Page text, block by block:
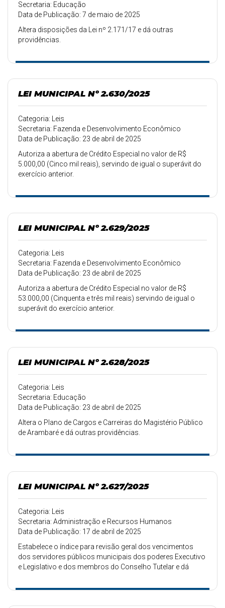
Secretaria: Educação
Data de Publicação: 7 de maio de 2025
Altera disposições da Lei nº 2.171/17 e dá outras
providências.
LEI MUNICIPAL Nº 2.630/2025
Categoria: Leis
Secretaria: Fazenda e Desenvolvimento Econômico
Data de Publicação: 23 de abril de 2025
Autoriza a abertura de Crédito Especial no valor de R$
5.000,00 (Cinco mil reais), servindo de igual o superávit do
exercício anterior.
LEI MUNICIPAL Nº 2.629/2025
Categoria: Leis
Secretaria: Fazenda e Desenvolvimento Econômico
Data de Publicação: 23 de abril de 2025
Autoriza a abertura de Crédito Especial no valor de R$
53.000,00 (Cinquenta e três mil reais) servindo de igual o
superávit do exercício anterior.
LEI MUNICIPAL Nº 2.628/2025
Categoria: Leis
Secretaria: Educação
Data de Publicação: 23 de abril de 2025
Altera o Plano de Cargos e Carreiras do Magistério Público
de Arambaré e dá outras providências.
LEI MUNICIPAL Nº 2.627/2025
Categoria: Leis
Secretaria: Administração e Recursos Humanos
Data de Publicação: 17 de abril de 2025
Estabelece o índice para revisão geral dos vencimentos
dos servidores públicos municipais dos poderes Executivo
e Legislativo e dos membros do Conselho Tutelar e dá